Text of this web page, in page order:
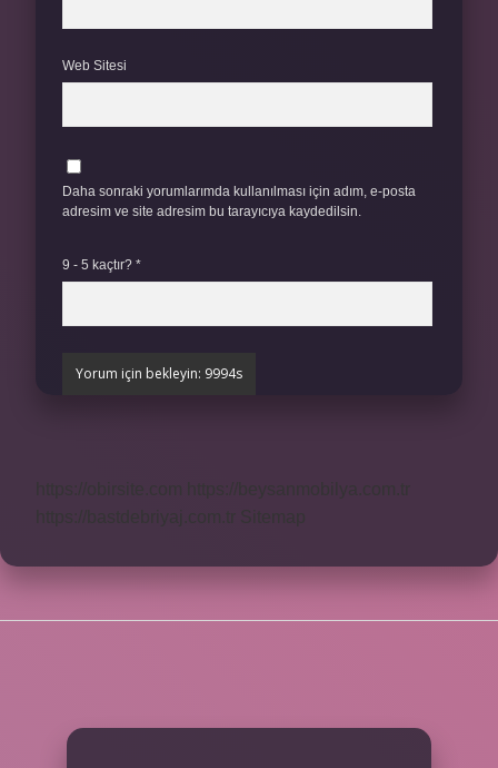
Web Sitesi
Daha sonraki yorumlarımda kullanılması için adım, e-posta
adresim ve site adresim bu tarayıcıya kaydedilsin.
9 - 5 kaçtır? *